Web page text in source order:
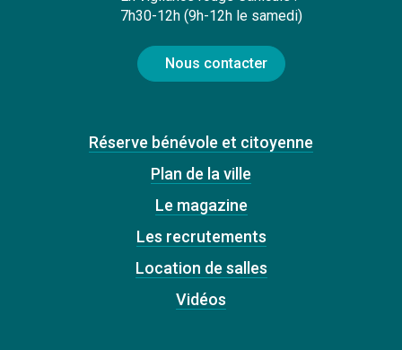
7h30-12h (9h-12h le samedi)
Nous contacter
Réserve bénévole et citoyenne
Plan de la ville
Le magazine
Les recrutements
Location de salles
Vidéos